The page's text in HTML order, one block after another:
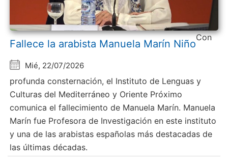
Fallece la arabista Manuela Marín Niño
Mié, 22/07/2026
Con
profunda consternación, el Instituto de Lenguas y
Culturas del Mediterráneo y Oriente Próximo
comunica el fallecimiento de Manuela Marín. Manuela
Marín fue Profesora de Investigación en este instituto
y una de las arabistas españolas más destacadas de
las últimas décadas.